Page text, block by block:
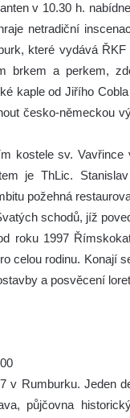
v 10.30 h.
netradiční
které vydává
brkem a perkem,
kaple od Jiřího
česko-německou
kostele sv.
je ThLic.
požehná
schodů, jíž
roku 1997
celou rodinu. Konají
a posvěcení
v Rumburku. Jeden
půjčovna